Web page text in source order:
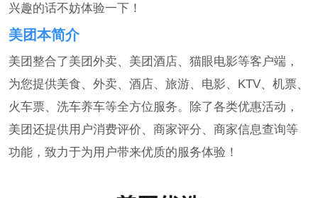
兴趣的话不妨体验一下！
美团本简介
美团整合了美团外卖、美团酒店、猫眼电影等客户端，
为您提供美食、外卖、酒店、旅游、电影、KTV、机票、
火车票、洗车养车等全方位服务。除了各类优惠活动，
美团还提供用户消费评价、商家评分、商家信息查询等
功能，致力于为用户带来优质的服务体验！